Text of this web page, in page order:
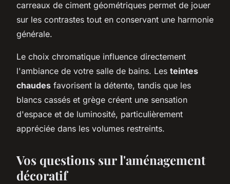
carreaux de ciment géométriques permet de jouer
sur les contrastes tout en conservant une harmonie
générale.
Le choix chromatique influence directement
l'ambiance de votre salle de bains. Les teintes
chaudes favorisent la détente, tandis que les
blancs cassés et grège créent une sensation
d'espace et de luminosité, particulièrement
appréciée dans les volumes restreints.
Vos questions sur l'aménagement
décoratif